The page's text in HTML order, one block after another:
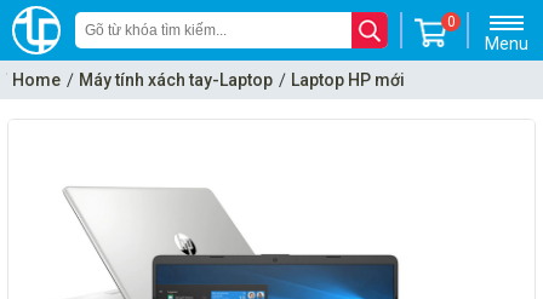
Menu
0
Home Máy tính xách tay-Laptop Laptop HP mới